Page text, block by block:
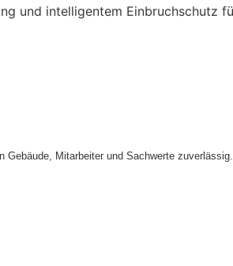
Gebäude, Mitarbeiter und Sachwerte zuverlässig.